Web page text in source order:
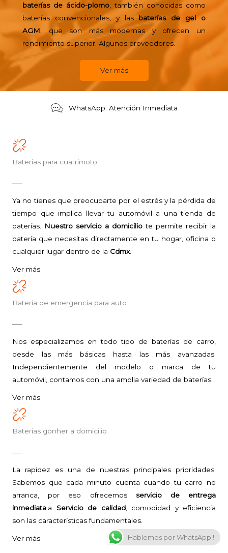
baterías de ácido-plomo , también conocidas como
baterías convencionales, y las baterías de gel o
AGM , que son más modernas y ofrecen un
rendimiento superior. Algunos proveedores.
Ver más
WhatsApp: Atención Inmediata
Baterias para cuatrimoto
Ya no tienes que preocuparte por el estrés y la pérdida de
tiempo que implica llevar tu automóvil a una tienda de
baterías.
Nuestro servicio a domicilio te permite recibir la
batería que necesitas directamente en tu hogar, oficina o
cualquier lugar dentro de la Cdmx.
Ver más
Bateria de emergencia para auto
Nos especializamos en todo tipo de baterías de carro,
desde las más básicas hasta las más avanzadas.
Independientemente del modelo o marca de tu
automóvil, contamos con una amplia variedad de baterías.
Ver más
Baterias gonher a domicilio
La rapidez es una de nuestras principales prioridades.
Sabemos que cada minuto cuenta cuando tu carro no
arranca, por eso ofrecemos servicio de entrega
inmediata .a Servicio de calidad, comodidad y eficiencia
son las características fundamentales.
Ver más Hablemos por WhatsApp !